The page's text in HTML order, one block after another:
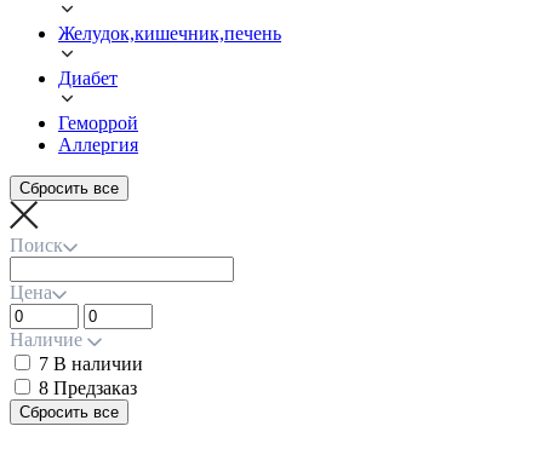
Желудок,кишечник,печень
Диабет
Геморрой
Аллергия
Поиск
Цена
Наличие
7 В наличии
8 Предзаказ